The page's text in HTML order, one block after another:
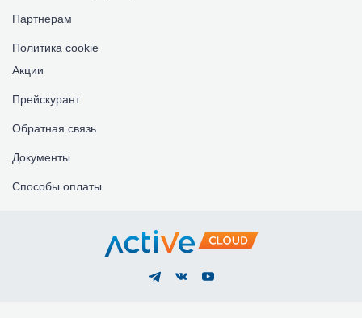
Партнерам
Политика cookie
Акции
Прейскурант
Обратная связь
Документы
Способы оплаты